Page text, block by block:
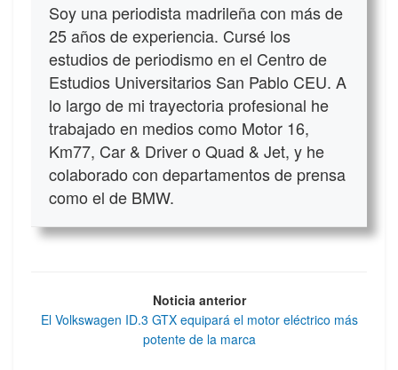
Soy una periodista madrileña con más de
25 años de experiencia. Cursé los
estudios de periodismo en el Centro de
Estudios Universitarios San Pablo CEU. A
lo largo de mi trayectoria profesional he
trabajado en medios como Motor 16,
Km77, Car & Driver o Quad & Jet, y he
colaborado con departamentos de prensa
como el de BMW.
Noticia anterior
El Volkswagen ID.3 GTX equipará el motor eléctrico más
potente de la marca